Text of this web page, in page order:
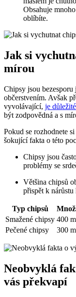
Obsahuje
oblíbíte.
Jak si
mírou
Chipsy jsou
občerstvením. Avšak
vyvolávající, je
být zodpovědná a s
Pokud se rozhodnete
šokující fakta o této
Chipsy jsou
problémy se
Většina chipsů
přispět k
Typ chipsů
Smažené chipsy 400
Pečené chipsy
300
Neobvyklá
vás překvapí